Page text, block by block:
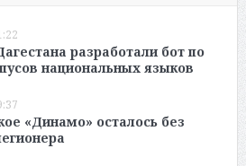
разработали бот по
национальных языков
«Динамо» осталось без